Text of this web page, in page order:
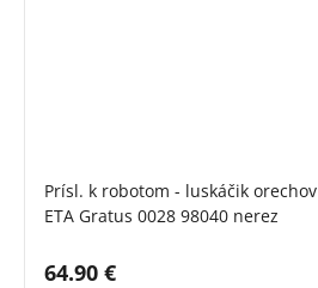
Prísl. k robotom - luskáčik orechov
ETA Gratus 0028 98040 nerez
Cena s DPH:
64.90 €